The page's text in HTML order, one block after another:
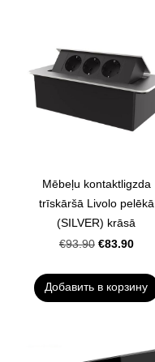
Mēbeļu kontaktligzda
trīskāršā Livolo pelēkā
(SILVER) krāsā
€93.90 €83.90
Добавить в корзину